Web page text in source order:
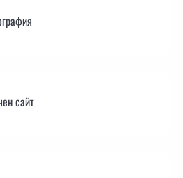
сайт